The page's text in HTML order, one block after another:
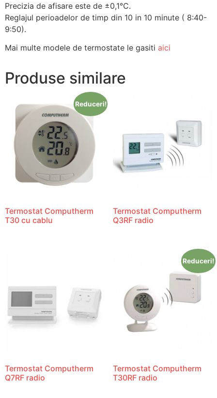
Precizia de afisare este de ±0,1°C.
Reglajul perioadelor de timp din 10 in 10 minute ( 8:40-
9:50).
Mai multe modele de termostate le gasiti aici
Produse similare
Reduceri!
Termostat Computherm
T30 cu cablu
Termostat Computherm
Q3RF radio
Termostat Computherm
Q7RF radio
Reduceri!
Termostat Computherm
T30RF radio